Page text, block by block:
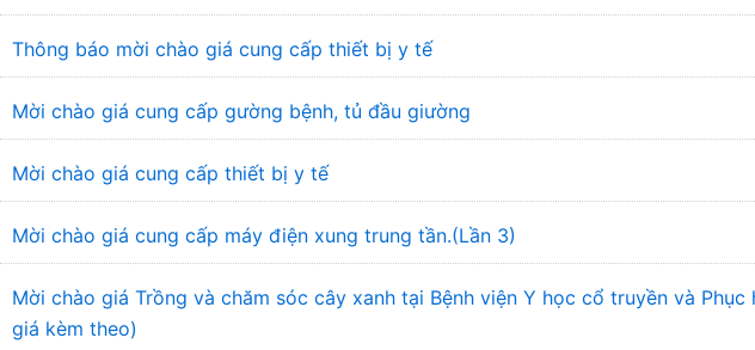
Thông báo mời chào giá cung cấp thiết bị y tế
Mời chào giá cung cấp gường bệnh, tủ đầu giường
Mời chào giá cung cấp thiết bị y tế
Mời chào giá cung cấp máy điện xung trung tần.(Lần 3)
Mời chào giá Trồng và chăm sóc cây xanh tại Bệnh viện Y học cổ truyền và
giá kèm theo)